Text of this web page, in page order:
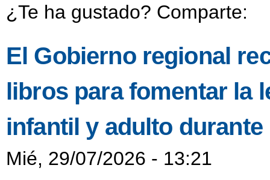
¿Te ha gustado? Comparte:
El Gobierno regional
libros para fomentar la
infantil y adulto
Mié, 29/07/2026 - 13:21